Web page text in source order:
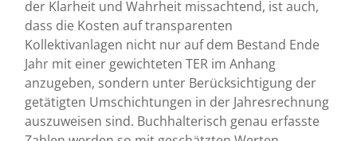
der Klarheit und Wahrheit missachtend, ist auch,
dass die Kosten auf transparenten
Kollektivanlagen nicht nur auf dem Bestand Ende
Jahr mit einer gewichteten TER im Anhang
anzugeben, sondern unter Berücksichtigung der
getätigten Umschichtungen in der Jahresrechnung
auszuweisen sind. Buchhalterisch genau erfasste